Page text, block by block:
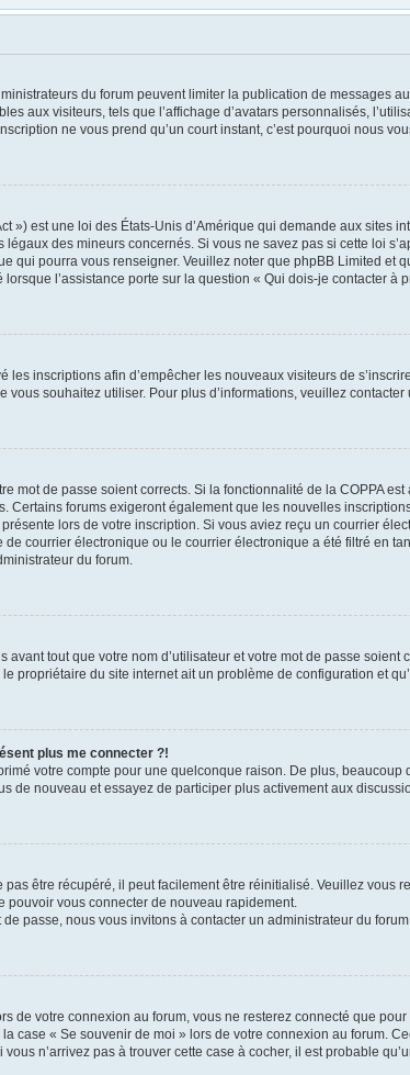
du forum peuvent limiter la publication de messages
aux visiteurs, tels que l’affichage d’avatars personnalisés,
ne vous prend qu’un court instant, c’est pourquoi nous
») est une loi des États-Unis d’Amérique qui demande aux
des mineurs concernés. Si vous ne savez pas si cette loi
qui pourra vous renseigner. Veuillez noter que phpBB Limited et
l’assistance porte sur la question « Qui dois-je contacter à
les inscriptions afin d’empêcher les nouveaux visiteurs de
vous souhaitez utiliser. Pour plus d’informations, veuillez contacter
mot de passe soient corrects. Si la fonctionnalité de la COPPA
Certains forums exigeront également que les nouvelles
lors de votre inscription. Si vous aviez reçu un courrier
courrier électronique ou le courrier électronique a été filtré en
du forum.
tout que votre nom d’utilisateur et votre mot de passe
propriétaire du site internet ait un problème de configuration et
plus me connecter ?!
votre compte pour une quelconque raison. De plus,
de nouveau et essayez de participer plus activement aux
être récupéré, il peut facilement être réinitialisé. Veuillez vous
vous connecter de nouveau rapidement.
passe, nous vous invitons à contacter un administrateur du forum.
de votre connexion au forum, vous ne resterez connecté que
case « Se souvenir de moi » lors de votre connexion au forum.
n’arrivez pas à trouver cette case à cocher, il est probable